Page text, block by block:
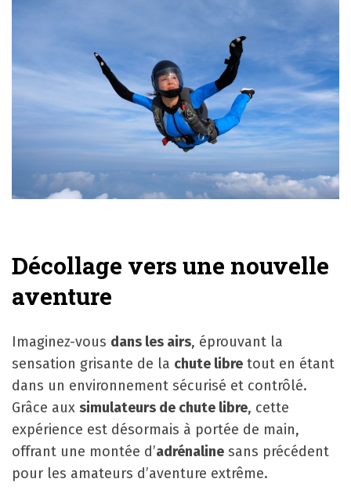
Décollage vers une nouvelle
aventure
Imaginez-vous dans les airs, éprouvant la
sensation grisante de la chute libre tout en étant
dans un environnement sécurisé et contrôlé.
Grâce aux simulateurs de chute libre, cette
expérience est désormais à portée de main,
offrant une montée d’adrénaline sans précédent
pour les amateurs d’aventure extrême.